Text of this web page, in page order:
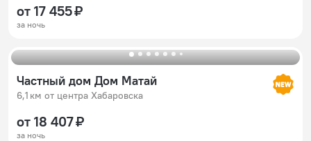
от 17 455 ₽
за ночь
Частный дом Дом Матай
6,1 км от центра Хабаровска
от 18 407 ₽
за ночь